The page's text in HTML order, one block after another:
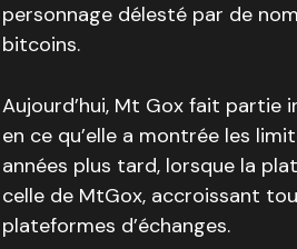
personnage délesté par de
bitcoins.
Aujourd’hui, Mt Gox fait partie
en ce qu’elle a montrée les
années plus tard, lorsque la
celle de MtGox, accroissant
plateformes d’échanges.